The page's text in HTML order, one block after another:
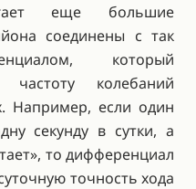
еще большие
соединены с так
который
частоту колебаний
Например, если один
секунду в сутки, а
то дифференциал
точность хода